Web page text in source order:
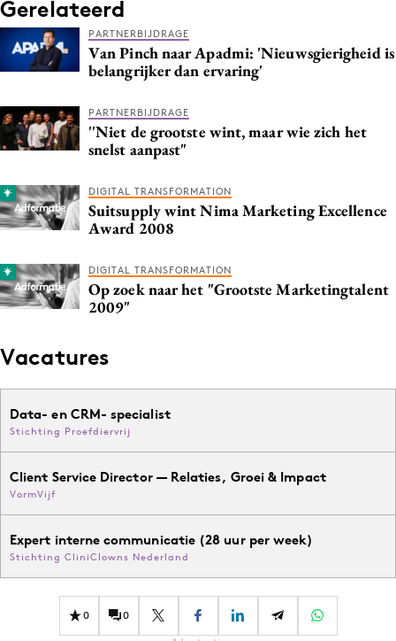
Gerelateerd
PARTNERBIJDRAGE
Van Pinch naar Apadmi: 'Nieuwsgierigheid is
belangrijker dan ervaring'
PARTNERBIJDRAGE
''Niet de grootste wint, maar wie zich het
snelst aanpast"
DIGITAL TRANSFORMATION
Suitsupply wint Nima Marketing Excellence
Award 2008
DIGITAL TRANSFORMATION
Op zoek naar het "Grootste Marketingtalent
2009"
Vacatures
Data- en CRM- specialist
Stichting Proefdiervrij
Client Service Director — Relaties, Groei & Impact
VormVijf
Expert interne communicatie (28 uur per week)
Stichting CliniClowns Nederland
0 0